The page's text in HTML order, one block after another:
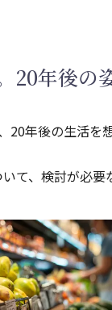
20年後の
20年後の生活を
て、検討が必要